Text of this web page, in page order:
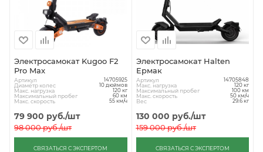
Электросамокат Kugoo F2
Pro Max
Артикул 14705925
Диаметр колес 10 дюймов
Макс. нагрузка 120 кг
Максимальный пробег 60 км
Макс. скорость 55 км/ч
79 900 руб./шт
98 000руб./шт
СВЯЗАТЬСЯ С ЭКСПЕРТОМ
Электросамокат Halten
Ермак
Артикул 14705848
Макс. нагрузка 120 кг
Максимальный пробег 100 км
Макс. скорость 50 км/ч
Вес 29.6 кг
130 000 руб./шт
159 000руб./шт
СВЯЗАТЬСЯ С ЭКСПЕРТОМ